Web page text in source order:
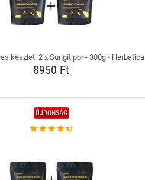
készlet: 2 x Sungit por - 300g - Herbatica
8950 Ft
ÚJDONSÁG